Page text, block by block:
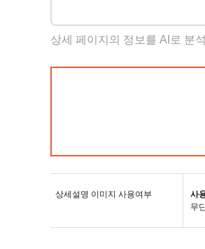
상세 페이지의 정보를 AI로 분
상세설명 이미지 사용여부
사
무